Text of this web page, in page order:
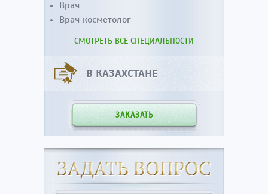
Врач
Врач косметолог
СМОТРЕТЬ ВСЕ СПЕЦИАЛЬНОСТИ
В КАЗАХСТАНЕ
ЗАКАЗАТЬ